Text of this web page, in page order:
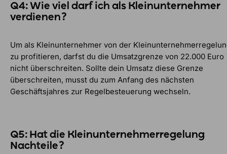
Q4: Wie viel darf ich als Kleinunternehmer
verdienen?
Um als Kleinunternehmer von der
zu profitieren, darfst du die Umsatzgrenze von 22.000 Euro
nicht überschreiten. Sollte dein Umsatz diese Grenze
überschreiten, musst du zum Anfang des nächsten
Geschäftsjahres zur Regelbesteuerung wechseln.
Q5: Hat die Kleinunternehmerregelung
Nachteile?